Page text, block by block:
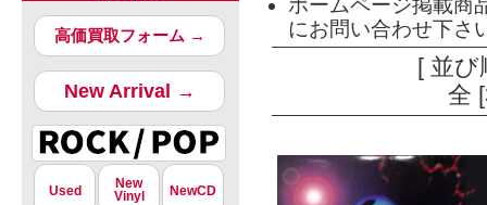
高価買取フォーム →
New Arrival →
Used
New
Vinyl
NewCD
ホームページ掲載商
にお問い合わせ下さ
[ 並
全